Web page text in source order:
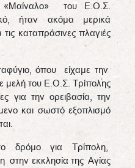
«Μαίναλο» του Ε.Ο.Σ.
ήταν ακόμα μερικά
καταπράσινες πλαγιές
όπου είχαμε την
μελή του Ε.Ο.Σ. Τρίπολης
για την ορειβασία, την
και σωστό εξοπλισμό
δρόμο για Τρίπολη,
στην εκκλησία της Αγίας